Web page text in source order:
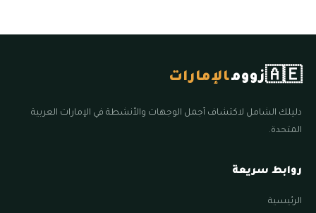
🇦🇪زوومالإمارات
دليلك الشامل لاكتشاف أجمل الوجهات والأنشطة في الإمارات العربية
المتحدة.
روابط سريعة
الرئيسية